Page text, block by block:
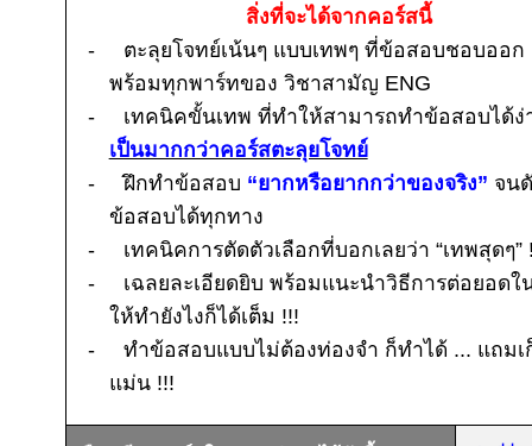
สิ่งที่จะได้จากคอร์สนี้
-
ตะลุยโจทย์เน้นๆ แบบเทพๆ ที่ข้อสอบชอบออก
พร้อมทุกพาร์ทของ วิชาสามัญ ENG
-
เทคนิคขั้นเทพ ที่ทำให้สามารถทำข้อสอบได้ง่
เป็นมากกว่าคอร์สตะลุยโจทย์
-
ฝึกทำข้อสอบ “ยากหรือยากกว่าของจริง” จน
ข้อสอบได้ทุกทาง
-
เทคนิคการตัดตัวเลือกที่บอกเลยว่า “เทพสุดๆ”
-
เฉลยละเอียดยิบ พร้อมแนะนำวิธีการต่อยอด
ให้ทำยังไงก็ได้เต็ม !!!
-
ทำข้อสอบแบบไม่ต้องท่องจำ ก็ทำได้ ... แถมเ
แม่น !!!